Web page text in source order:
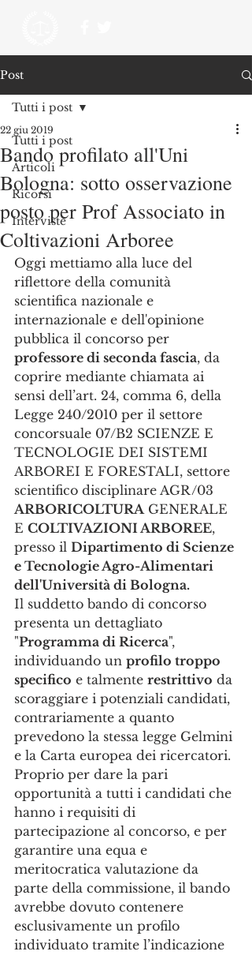
Post
Tutti i post
Articoli
Ricorsi
Interviste
Tutti i post
Bando profilato all'Uni
Bologna: sotto osservazione
posto per Prof Associato in
Coltivazioni Arboree
22 giu 2019
Oggi mettiamo alla luce del
riflettore della comunità
scientifica nazionale e
internazionale e dell'opinione
pubblica il concorso per
professore di seconda fascia, da
coprire mediante chiamata ai
sensi dell’art. 24, comma 6, della
Legge 240/2010 per il settore
concorsuale 07/B2 SCIENZE E
TECNOLOGIE DEI SISTEMI
ARBOREI E FORESTALI, settore
scientifico disciplinare AGR/03
ARBORICOLTURA GENERALE
E COLTIVAZIONI ARBOREE,
presso il Dipartimento di Scienze
e Tecnologie Agro-Alimentari
dell'Università di Bologna.
Il suddetto bando di concorso
presenta un dettagliato
"Programma di Ricerca",
individuando un profilo troppo
specifico e talmente restrittivo da
scoraggiare i potenziali candidati,
contrariamente a quanto
prevedono la stessa legge Gelmini
e la Carta europea dei ricercatori.
Proprio per dare la pari
opportunità a tutti i candidati che
hanno i requisiti di
partecipazione al concorso, e per
garantire una equa e
meritocratica valutazione da
parte della commissione, il bando
avrebbe dovuto contenere
esclusivamente un profilo
individuato tramite l’indicazione